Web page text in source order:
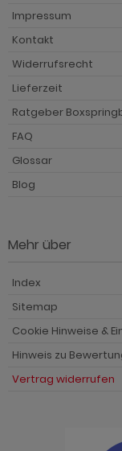
Impressum
Kontakt
Widerrufsrecht
Lieferzeit
Ratgeber
FAQ
Glossar
Blog
Mehr über
Index
Sitemap
Cookie Hinweise &
Hinweis zu
Vertrag widerrufen